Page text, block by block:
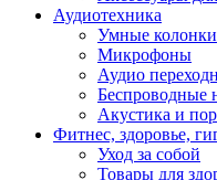
Аудиотехника
Умные колонки
Микрофоны
Аудио
Беспроводные
Акустика и
Фитнес, здоровье,
Уход за собой
Товары для